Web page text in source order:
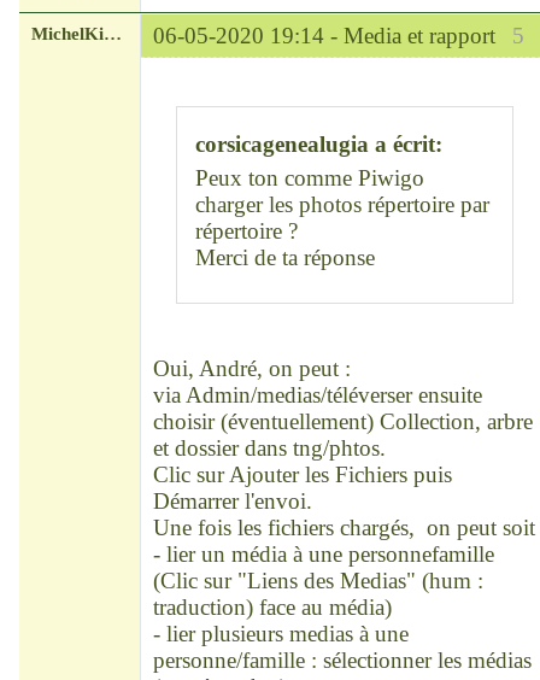
5
MichelKirsch 06-05-2020 19:14 - Media et rapport
corsicagenealugia a écrit:
Peux ton comme Piwigo
charger les photos répertoire par
répertoire ?
Merci de ta réponse
Oui, André, on peut :
via Admin/medias/téléverser ensuite
choisir (éventuellement) Collection, arbre
et dossier dans tng/phtos.
Clic sur Ajouter les Fichiers puis
Démarrer l'envoi.
Une fois les fichiers chargés, on peut soit
- lier un média à une personnefamille
(Clic sur "Liens des Medias" (hum :
traduction) face au média)
- lier plusieurs medias à une
personne/famille : sélectionner les médias